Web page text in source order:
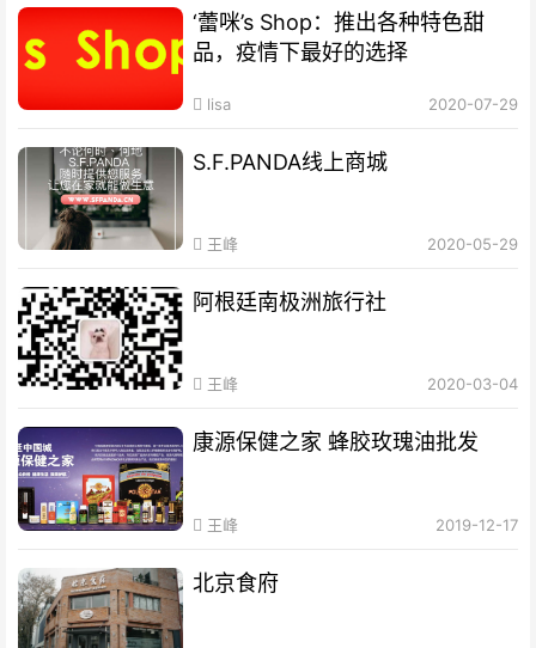
‘蕾咪’s Shop：推出各种特色甜
品，疫情下最好的选择
lisa 2020-07-29
S.F.PANDA线上商城
王峰 2020-05-29
阿根廷南极洲旅行社
王峰 2020-03-04
康源保健之家 蜂胶玫瑰油批发
王峰 2019-12-17
北京食府